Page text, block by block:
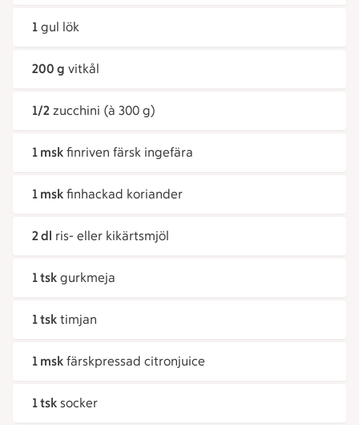
1 gul lök
200 g vitkål
1/2 zucchini (à 300 g)
1 msk finriven färsk ingefära
1 msk finhackad koriander
2 dl ris- eller kikärtsmjöl
1 tsk gurkmeja
1 tsk timjan
1 msk färskpressad citronjuice
1 tsk socker